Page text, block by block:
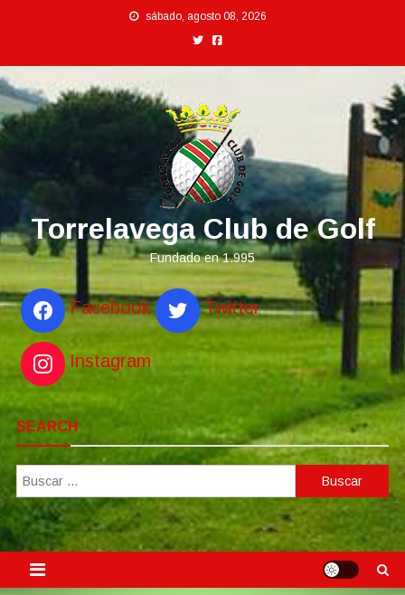
sábado, agosto 08, 2026
Torrelavega Club de Golf
Fundado en 1.995
Facebook Twitter
Instagram
SEARCH
Buscar: